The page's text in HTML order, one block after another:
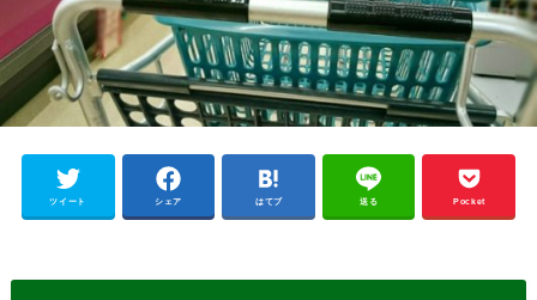
ツイート シェア はてブ 送る Pocket